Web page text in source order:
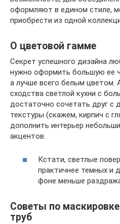
оформляют в едином стиле,
приобрести из одной
О цветовой гамме
Секрет успешного дизайна
нужно оформить большую ее
а лучше всего белым цветом.
сходства светлой кухни с
достаточно сочетать друг с
текстуры (скажем, кирпич с
дополнить интерьер
акцентов.
Кстати, светлые
практичнее темных и
фоне меньше
Советы по
труб